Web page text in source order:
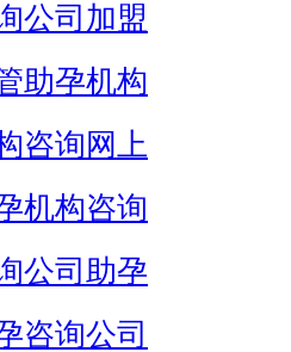
公司加盟
助孕机构
咨询网上
机构咨询
公司助孕
咨询公司